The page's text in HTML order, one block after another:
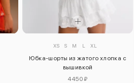
XS S M L XL
Юбка-шорты из жатого хлопка с
вышивкой
4450 ₽